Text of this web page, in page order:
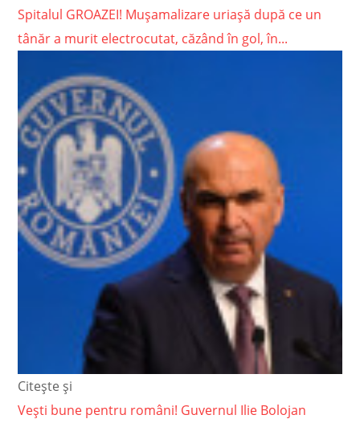
Spitalul GROAZEI! Mușamalizare uriașă după ce un
tânăr a murit electrocutat, căzând în gol, în...
Citește și
Vești bune pentru români! Guvernul Ilie Bolojan